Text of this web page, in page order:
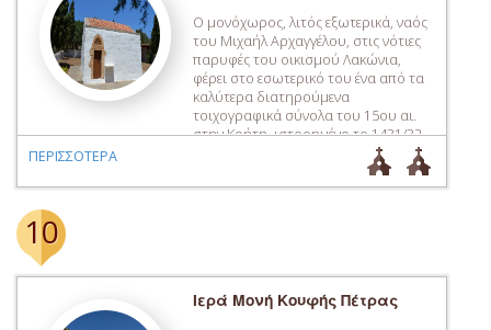
Ο μονόχωρος, λιτός εξωτερικά, ναός
του Μιχαήλ Αρχαγγέλου, στις νότιες
παρυφές του οικισμού Λακώνια,
φέρει στο εσωτερικό του ένα από τα
καλύτερα διατηρούμενα
τοιχογραφικά σύνολα του 15ου αι.
στην Κρήτη, ιστορημένο το 1431/32.
Το εικονογραφικό πρόγραμμα στον
κυρίως ναό περιέχει πέντε μόνο
σκηνές από τον ευαγγελικό κύκλο,
ΠΕΡΙΣΣΟΤΕΡΑ
10
Ιερά Μονή Κουφής Πέτρας